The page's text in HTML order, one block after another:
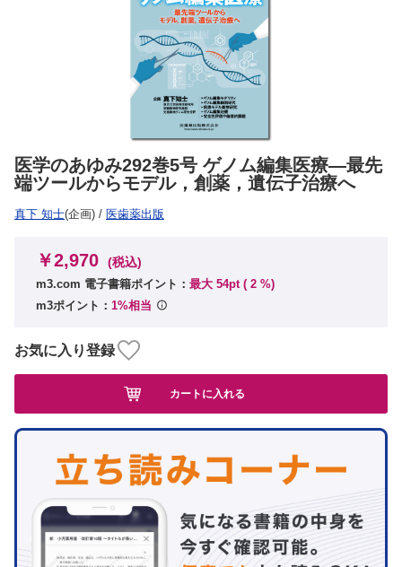
医学のあゆみ292巻5号 ゲノム編集医療―最先
端ツールからモデル，創薬，遺伝子治療へ
真下 知士(企画) / 医歯薬出版
￥2,970 (税込)
m3.com 電子書籍ポイント： 最大 54pt ( 2 %)
m3ポイント： 1%相当
お気に入り登録
カートに入れる